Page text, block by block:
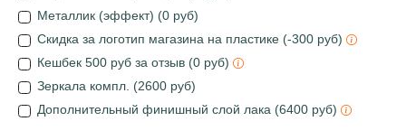
Металлик (эффект) (0 руб)
Скидка за логотип магазина на пластике (-300 руб)
Кешбек 500 руб за отзыв (0 руб)
Зеркала компл. (2600 руб)
Дополнительный финишный слой лака (6400 руб)